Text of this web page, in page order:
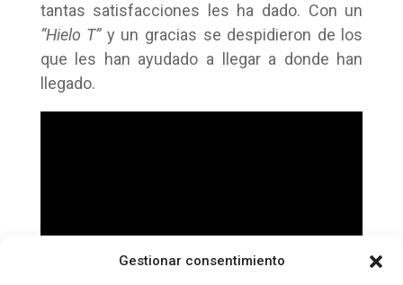
Gestionar consentimiento
tantas satisfacciones les ha dado. Con un
“Hielo T”y un gracias se despidieron de los
que les han ayudado a llegar a donde han
llegado.